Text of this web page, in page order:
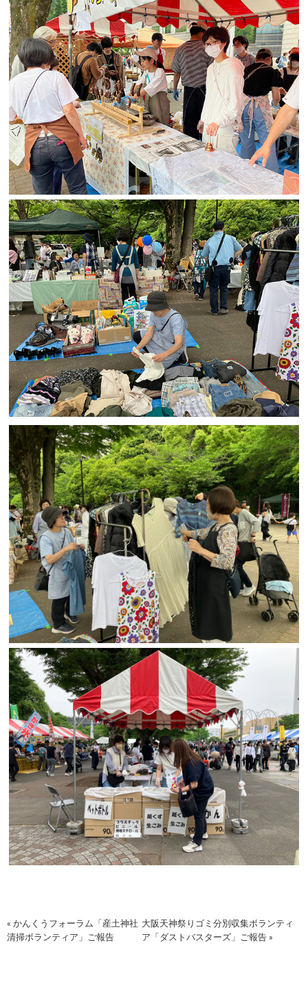
« かんくうフォーラム「産土神社
清掃ボランティア」ご報告
大阪天神祭りゴミ分別収集ボランティ
ア「ダストバスターズ」ご報告 »